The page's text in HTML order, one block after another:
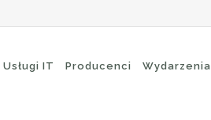
Usługi IT Producenci Wydarzenia